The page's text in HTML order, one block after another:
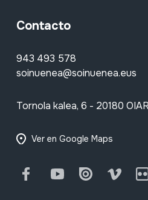
Contacto
943 493 578
soinuenea@soinuenea.eus
Tornola kalea, 6 - 20180
Ver en Google Maps
FacebookYoutube Issuu Vimeo